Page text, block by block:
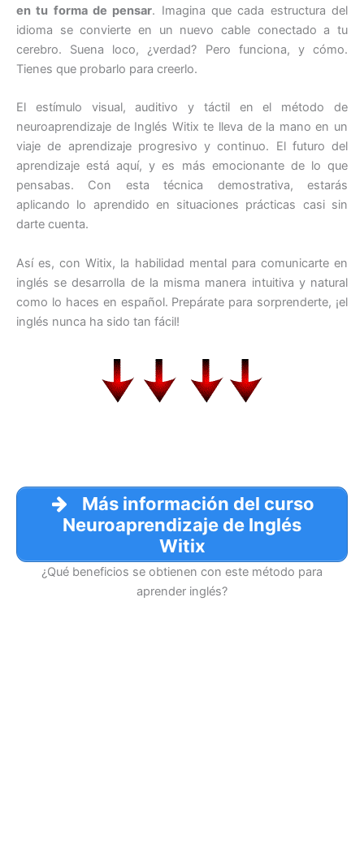
en tu forma de pensar. Imagina que cada estructura del
idioma se convierte en un nuevo cable conectado a tu
cerebro. Suena loco, ¿verdad? Pero funciona, y cómo.
Tienes que probarlo para creerlo.
El estímulo visual, auditivo y táctil en el método de
neuroaprendizaje de Inglés Witix te lleva de la mano en un
viaje de aprendizaje progresivo y continuo. El futuro del
aprendizaje está aquí, y es más emocionante de lo que
pensabas. Con esta técnica demostrativa, estarás
aplicando lo aprendido en situaciones prácticas casi sin
darte cuenta.
Así es, con Witix, la habilidad mental para comunicarte en
inglés se desarrolla de la misma manera intuitiva y natural
como lo haces en español. Prepárate para sorprenderte, ¡el
inglés nunca ha sido tan fácil!
Más información del curso
Neuroaprendizaje de Inglés
Witix
¿Qué beneficios se obtienen con este método para
aprender inglés?